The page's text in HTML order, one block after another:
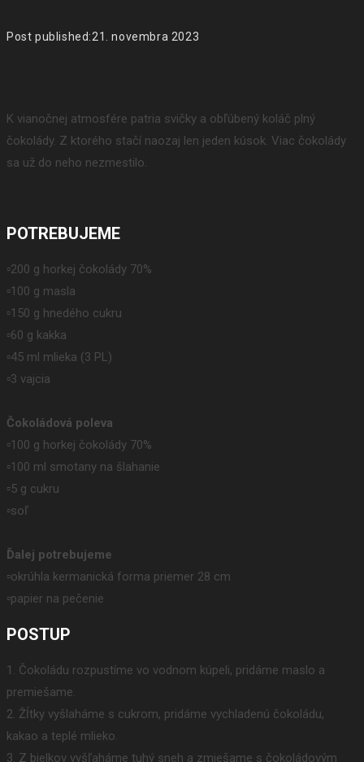
Post published:21. novembra 2023
K vianočnej atmosfére patria svičky a obľúbený koláč plný
čokolády. Z ktorého stačí naozaj len jeden kúsok. Viac čokolády
sa už do neho nezmestilo.
POTREBUJEME
▫️200 g horkej čokolády 70%
▫️100 g masla
▫️150 g hnedého cukru
▫️60 g kakka
▫️45 ml mlieka (3 PL)
▫️3 vajcia
Čokoládová poleva
▫️100 g horkej čokolády 70%
▫️100 ml smotany na šlahanie
▫️5 g cukru
▫️soľ
Ďalej potrebujeme
▫️okrúhla kermanická forma priemer 28 cm
▫️papier na pečenie
POSTUP
1. Čokoládu rozpustíme vo vodnom kúpeli, pridáme maslo a
premiešame.
2. Žĺtky vyšlaháme s cukrom, pridáme vychladenú čokoládu,
kakao a teplé mlieko.
3. Z bielkov vyšľaháme tuhý sneh a zmiešame s čokoládovým